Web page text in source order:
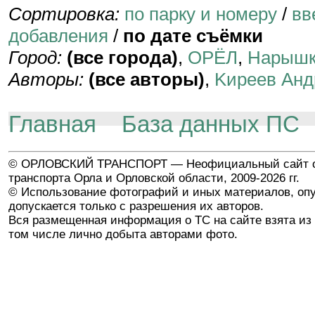
Сортировка: по парку и номеру /
добавления / по дате съёмки
Город: (все города), ОРЁЛ,
Авторы: (все авторы), Kиpeeв
Главная База данных ПС
© ОРЛОВСКИЙ ТРАНСПОРТ — Неофициальный сайт
транспорта Орла и Орловской области, 2009-2026 гг.
© Использование фотографий и иных материалов,
допускается только с разрешения их авторов.
Вся размещенная информация о ТС на сайте взята из
том числе лично добыта авторами фото.